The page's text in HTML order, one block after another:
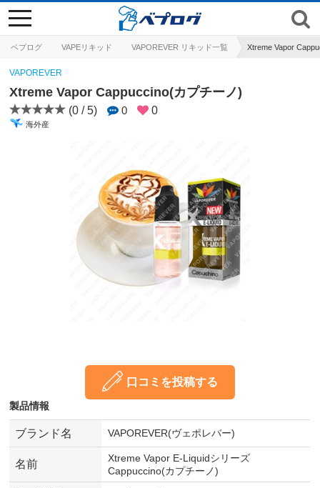
ベプログ VAPEリキッド VAPOREVER リキッド一覧 Xtreme Vapor
toggle
navigation
VAPOREVER
Xtreme Vapor Cappuccino(カプチーノ)
(0 / 5) 0 0
海外産
口コミを投稿する
製品情報
ブランド名 VAPOREVER(ヴェポレバー)
名前
Xtreme Vapor E-Liquidシリーズ
Cappuccino(カプチーノ)